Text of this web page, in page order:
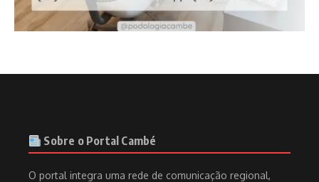
Sobre o Portal Cambé
O portal integra uma rede de comunicação regional,